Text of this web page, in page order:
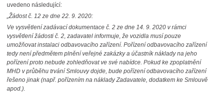
uvedeno následující:
„Žádost č. 12 ze dne 22. 9. 2020:
Ve vysvětlení zadávací dokumentace č. 2 ze dne 14. 9. 2020 v rámci
vysvětlení žádosti č. 2, zadavatel informuje, že vozidla musí pouze
umožňovat instalaci odbavovacího zařízení. Pořízení odbavovacího zařízení
tedy není předmětem plnění veřejné zakázky a účastník náklady na jeho
pořízení proto nebude zohledňovat ve své nabídce. Pokud ke zpoplatnění
MHD v průběhu trvání Smlouvy dojde, bude pořízení odbavovacího zařízení
řešeno jinak (např. pořízením na náklady Zadavatele, dodatkem ke Smlouvě
apod.).